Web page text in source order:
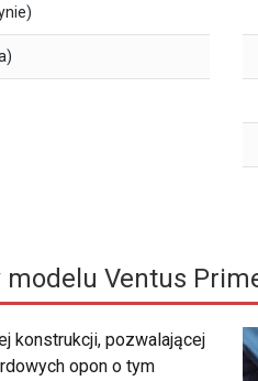
Ventus
konstrukcji, pozwalającej
opon o tym